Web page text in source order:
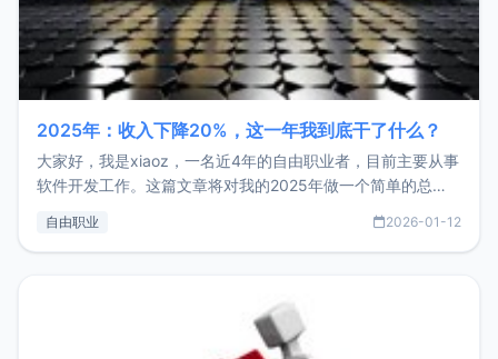
2025年：收入下降20%，这一年我到底干了什么？
大家好，我是xiaoz，一名近4年的自由职业者，目前主要从事
软件开发工作。这篇文章将对我的2025年做一个简单的总
收入下降20%，但却过得很充实，2026年不求突破，但求保
自由职业 2026-01-12